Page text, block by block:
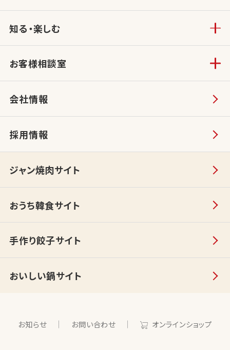
知る・楽しむ
お客様相談室
会社情報
採用情報
ジャン焼肉サイト
おうち韓食サイト
手作り餃子サイト
おいしい鍋サイト
お知らせ お問い合わせ オンラインショップ